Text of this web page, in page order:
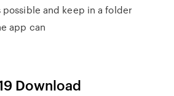
possible and keep in a folder
app can
Download